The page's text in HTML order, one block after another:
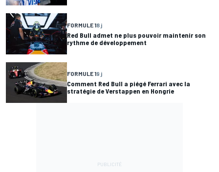
FORMULE 18 j
Red Bull admet ne plus pouvoir maintenir son
rythme de développement
FORMULE 19 j
Comment Red Bull a piégé Ferrari avec la
stratégie de Verstappen en Hongrie